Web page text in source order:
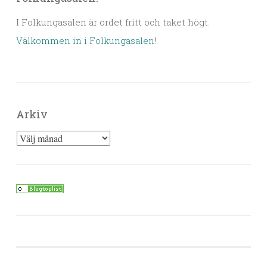
I Folkungasalen är ordet fritt och taket högt.
Välkommen in i Folkungasalen!
Arkiv
Arkiv